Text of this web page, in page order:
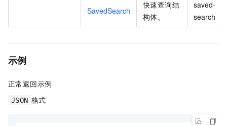
SavedSearch
快速查询结
构体。
saved-
search
示例
正常返回示例
JSON 格式